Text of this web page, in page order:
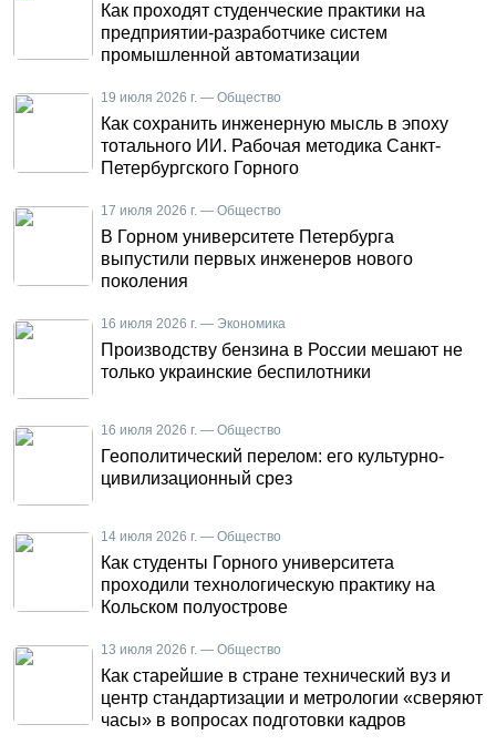
Как проходят студенческие практики на
предприятии-разработчике систем
промышленной автоматизации
19 июля 2026 г. — Общество
Как сохранить инженерную мысль в эпоху
тотального ИИ. Рабочая методика Санкт-
Петербургского Горного
17 июля 2026 г. — Общество
В Горном университете Петербурга
выпустили первых инженеров нового
поколения
16 июля 2026 г. — Экономика
Производству бензина в России мешают не
только украинские беспилотники
16 июля 2026 г. — Общество
Геополитический перелом: его культурно-
цивилизационный срез
14 июля 2026 г. — Общество
Как студенты Горного университета
проходили технологическую практику на
Кольском полуострове
13 июля 2026 г. — Общество
Как старейшие в стране технический вуз и
центр стандартизации и метрологии «сверяют
часы» в вопросах подготовки кадров